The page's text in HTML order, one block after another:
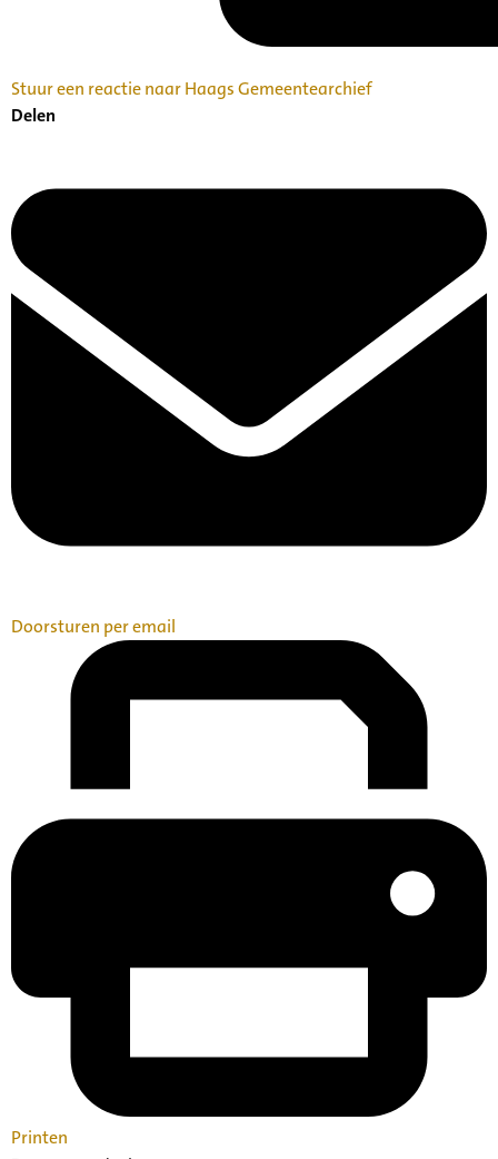
Stuur een reactie naar Haags Gemeentearchief
Delen
Doorsturen per email
Printen